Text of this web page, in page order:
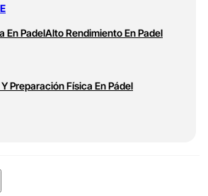
En PadelAlto Rendimiento En Padel
Preparación Física En Pádel